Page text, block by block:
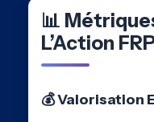
📊
L’Action
💰 Valorisation